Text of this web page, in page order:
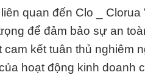
quan đến Clo _
để đảm bảo sự an
kết tuân thủ nghiêm
hoạt động kinh doanh